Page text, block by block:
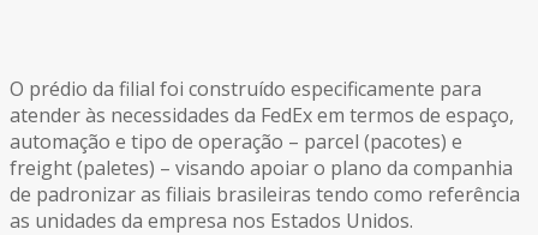
O prédio da filial foi construído especificamente para
atender às necessidades da FedEx em termos de espaço,
automação e tipo de operação – parcel (pacotes) e
freight (paletes) – visando apoiar o plano da companhia
de padronizar as filiais brasileiras tendo como referência
as unidades da empresa nos Estados Unidos.